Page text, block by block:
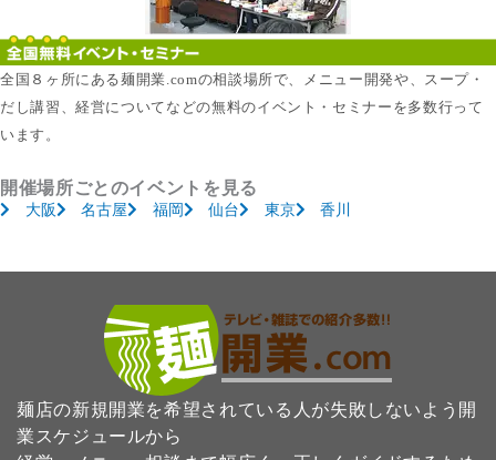
全国８ヶ所にある麺開業.comの相談場所で、メニュー開発や、スープ・
だし講習、経営についてなどの無料のイベント・セミナーを多数行って
います。
開催場所ごとのイベントを見る
大阪 名古屋 福岡 仙台 東京 香川
麺店の新規開業を希望されている人が失敗しないよう開
業スケジュールから